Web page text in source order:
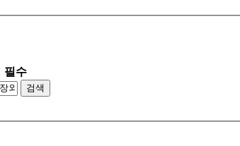
필수
검색